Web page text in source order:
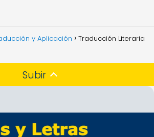
y Aplicación Traducción Literaria
Subir